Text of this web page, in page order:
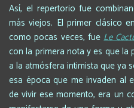
Así, el repertorio fue
más viejos. El primer clásico
como pocas veces, fueLe
con la primera nota y es que la
a la atmósfera intimista que ya
esa época que me invaden al
de vivir ese momento, era un